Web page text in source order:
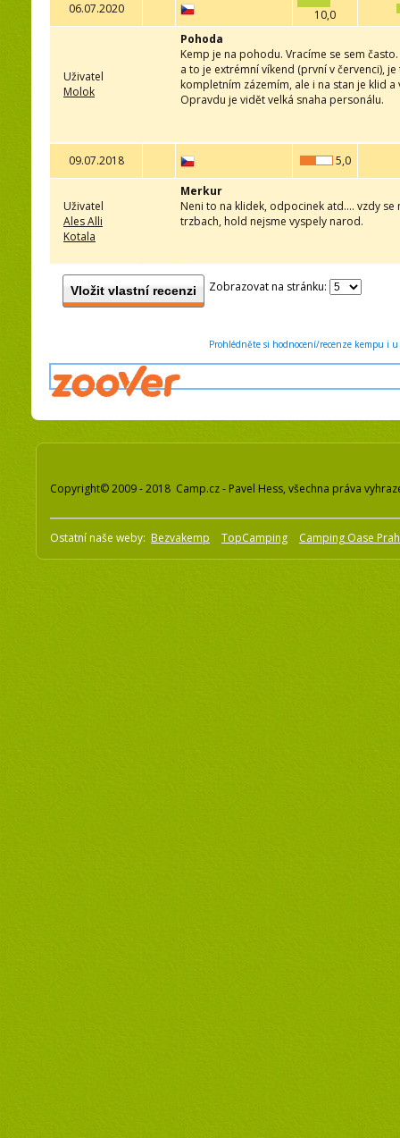
06.07.2020 10,0
Uživatel
Molok
Pohoda
Kemp je na pohodu. Vracíme se sem
a to je extrémní víkend (první v červenci),
kompletním zázemím, ale i na stan je klid
Opravdu je vidět velká snaha personálu.
09.07.2018 5,0
Uživatel
Ales Alli
Kotala
Merkur
Neni to na klidek, odpocinek atd.... vzdy
trzbach, hold nejsme vyspely narod.
Vložit vlastní recenzi Zobrazovat na stránku:
Prohlédněte si hodnocení/recenze kempu i
Copyright© 2009 - 2018 Camp.cz - Pavel Hess, všechna práva
Ostatní naše weby: Bezvakemp TopCamping Camping Oase